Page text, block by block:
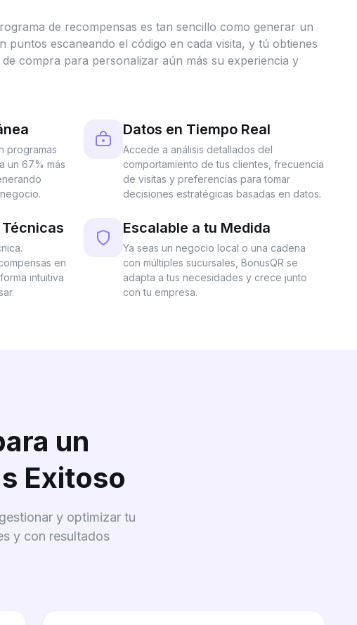
de recompensas es tan sencillo como generar un
puntos escaneando el código en cada visita, y tú obtienes
compra para personalizar aún más su experiencia y
programas
un 67% más
Datos en Tiempo Real
Accede a análisis detallados del
comportamiento de tus clientes, frecuencia
de visitas y preferencias para tomar
decisiones estratégicas basadas en datos.
en
intuitiva
Escalable a tu Medida
Ya seas un negocio local o una cadena
con múltiples sucursales, BonusQR se
adapta a tus necesidades y crece junto
con tu empresa.
un
Exitoso
y optimizar tu
y con resultados